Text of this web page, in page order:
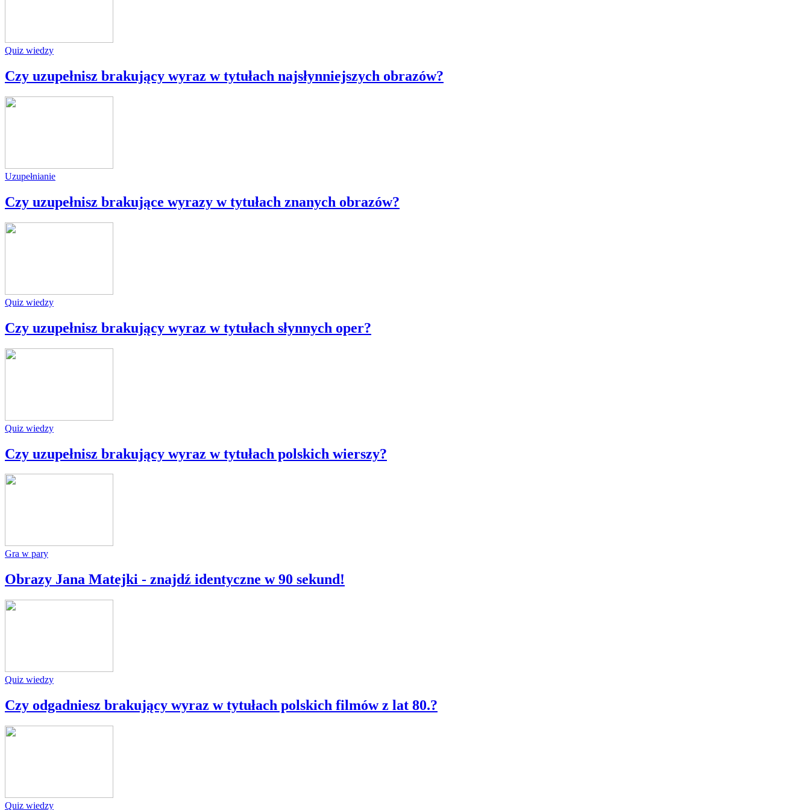
Quiz wiedzy
Czy uzupełnisz brakujący wyraz w tytułach najsłynniejszych obrazów?
Uzupełnianie
Czy uzupełnisz brakujące wyrazy w tytułach znanych obrazów?
Quiz wiedzy
Czy uzupełnisz brakujący wyraz w tytułach słynnych oper?
Quiz wiedzy
Czy uzupełnisz brakujący wyraz w tytułach polskich wierszy?
Gra w pary
Obrazy Jana Matejki - znajdź identyczne w 90 sekund!
Quiz wiedzy
Czy odgadniesz brakujący wyraz w tytułach polskich filmów z lat 80.?
Quiz wiedzy